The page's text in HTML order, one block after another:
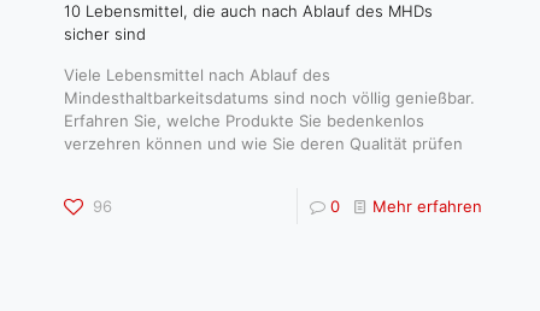
10 Lebensmittel, die auch nach Ablauf des MHDs
sicher sind
Viele Lebensmittel nach Ablauf des
Mindesthaltbarkeitsdatums sind noch völlig genießbar.
Erfahren Sie, welche Produkte Sie bedenkenlos
verzehren können und wie Sie deren Qualität prüfen
96 0 Mehr erfahren